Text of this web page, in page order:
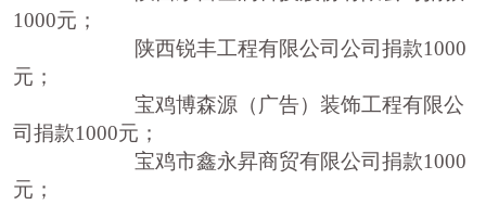
1000元；
陕西锐丰工程有限公司公司捐款1000
元；
宝鸡博森源（广告）装饰工程有限公
司捐款1000元；
宝鸡市鑫永昇商贸有限公司捐款1000
元；